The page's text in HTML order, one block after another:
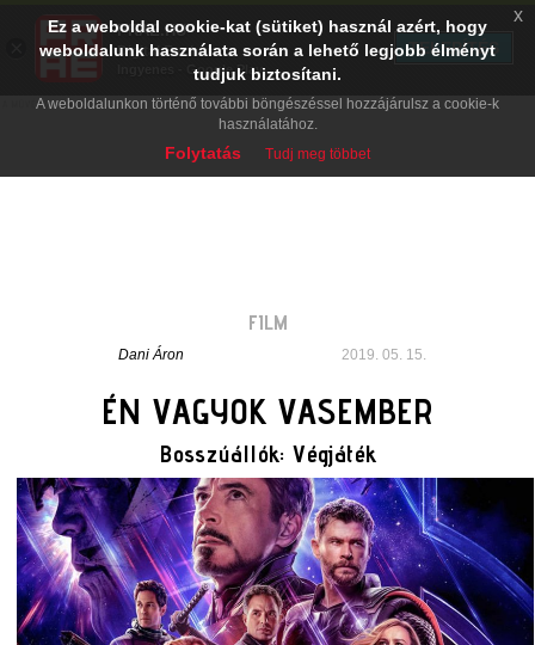
FILM
Dani Áron 2019. 05. 15.
ÉN VAGYOK VASEMBER
Bosszúállók: Végjáték
Ez a weboldal cookie-kat (sütiket) használ azért, hogy
weboldalunk használata során a lehető legjobb élményt
tudjuk biztosítani.
A weboldalunkon történő további böngészéssel hozzájárulsz a cookie-k
használatához.
Folytatás Tudj meg többet
x
PRAE.HU
Digital Evolution
Ingyenes - Google Play
TELEPÍTÉS